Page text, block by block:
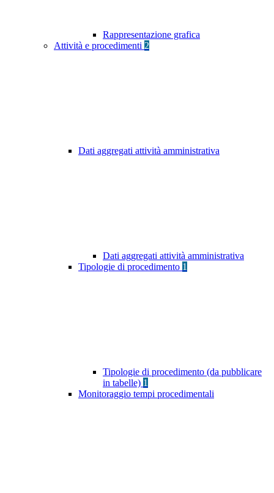
Rappresentazione grafica
Attività e procedimenti 2
Dati aggregati attività amministrativa
Dati aggregati attività amministrativa
Tipologie di procedimento 1
Tipologie di procedimento (da pubblicare
in tabelle) 1
Monitoraggio tempi procedimentali